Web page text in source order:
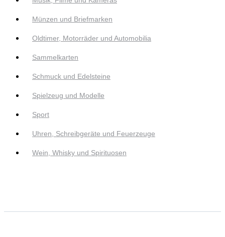
Münzen und Briefmarken
Oldtimer, Motorräder und Automobilia
Sammelkarten
Schmuck und Edelsteine
Spielzeug und Modelle
Sport
Uhren, Schreibgeräte und Feuerzeuge
Wein, Whisky und Spirituosen